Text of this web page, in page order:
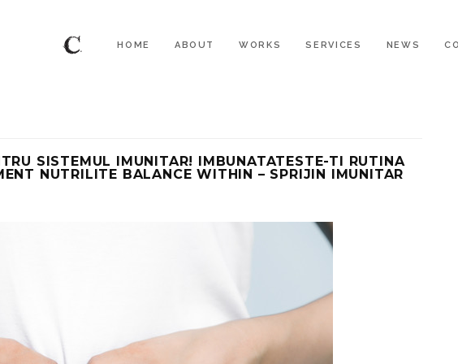
HOME ABOUT WORKS SERVICES NEWS
SISTEMUL IMUNITAR! IMBUNATATESTE-TI RUTINA
NUTRILITE BALANCE WITHIN – SPRIJIN IMUNITAR